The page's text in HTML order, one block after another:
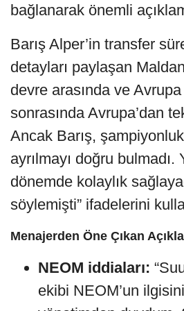
bağlanarak önemli
Barış Alper’in transfer
detayları paylaşan
devre arasında ve
sonrasında Avrupa’dan
Ancak Barış,
ayrılmayı doğru
dönemde kolaylık
söylemişti” ifadelerini
Menajerden Öne Çıkan
NEOM iddiaları:
ekibi NEOM’un